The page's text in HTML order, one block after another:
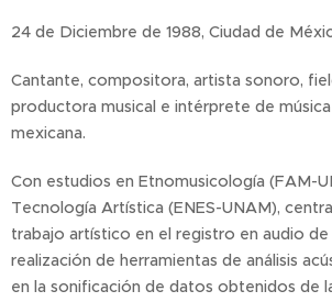
24 de Diciembre de 1988, Ciudad de
Cantante, compositora, artista sonoro,
productora musical e intérprete de
mexicana.
Con estudios en Etnomusicología (FAM-
Tecnología Artística (ENES-UNAM),
trabajo artístico en el registro en audio de
realización de herramientas de análisis
en la sonificación de datos obtenidos de